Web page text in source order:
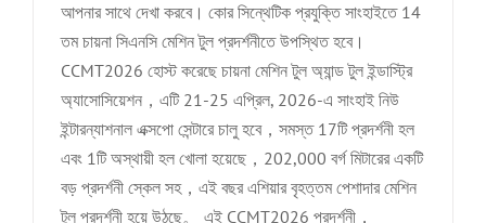
আপনার সাথে দেখা করবে। কোর সিন্থেটিক প্রযুক্তি সাংহাইতে 14
তম চায়না সিএনসি মেশিন টুল প্রদর্শনীতে উপস্থিত হবে।
CCMT2026 হোস্ট করেছে চায়না মেশিন টুল অ্যান্ড টুল ইন্ডাস্ট্রি
অ্যাসোসিয়েশন，এটি 21-25 এপ্রিল, 2026-এ সাংহাই নিউ
ইন্টারন্যাশনাল এক্সপো সেন্টারে চালু হবে，সমস্ত 17টি প্রদর্শনী হল
এবং 1টি অস্থায়ী হল খোলা হয়েছে，202,000 বর্গ মিটারের একটি
বড় প্রদর্শনী স্কেল সহ，এই বছর এশিয়ার বৃহত্তম পেশাদার মেশিন
টুল প্রদর্শনী হয়ে উঠছে。 এই CCMT2026 প্রদর্শনী，